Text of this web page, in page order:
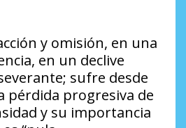
y omisión, en una
en un declive
sufre desde
pérdida progresiva de
y su importancia